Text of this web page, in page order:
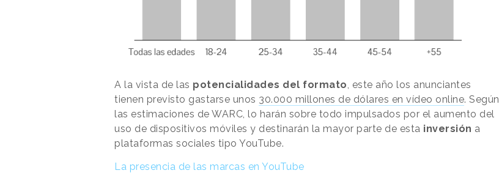
A la vista de las potencialidades del formato , este año los anunciantes
tienen previsto gastarse unos 30.000 millones de dólares en vídeo online. Según
las estimaciones de WARC, lo harán sobre todo impulsados ​​por el aumento del
uso de dispositivos móviles y destinarán la mayor parte de esta inversión a
plataformas sociales tipo YouTube.
La presencia de las marcas en YouTube